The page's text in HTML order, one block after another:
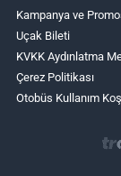
Kampanya ve
Uçak Bileti
KVKK Aydınlatma
Çerez Politikası
Otobüs Kullanım